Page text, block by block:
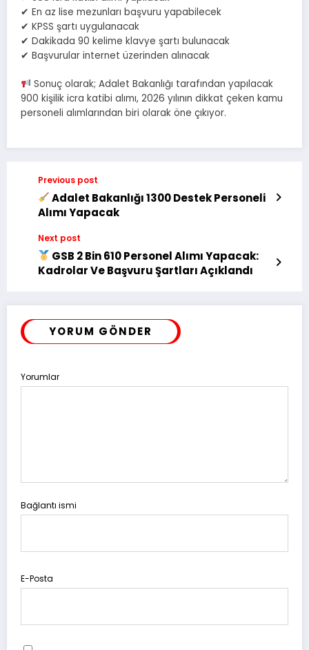
✔ En az lise mezunları başvuru yapabilecek
✔ KPSS şartı uygulanacak
✔ Dakikada 90 kelime klavye şartı bulunacak
✔ Başvurular internet üzerinden alınacak
Sonuç olarak; Adalet Bakanlığı tarafından yapılacak
900 kişilik icra katibi alımı, 2026 yılının dikkat çeken kamu
personeli alımlarından biri olarak öne çıkıyor.
Previous post
Adalet Bakanlığı 1300 Destek Personeli
Alımı Yapacak
Next post
GSB 2 Bin 610 Personel Alımı Yapacak:
Kadrolar Ve Başvuru Şartları Açıklandı
YORUM GÖNDER
Yorumlar
Bağlantı ismi
E-Posta